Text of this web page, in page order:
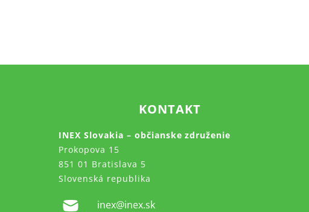
KONTAKT
INEX Slovakia – občianske združenie
Prokopova 15
851 01 Bratislava 5
Slovenská republika
inex@inex.sk